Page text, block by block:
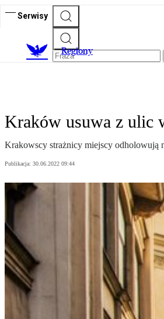
Serwisy
Regiony
Kraków usuwa z ulic
Krakowscy strażnicy miejscy odholowują
Publikacja: 30.06.2022 09:44